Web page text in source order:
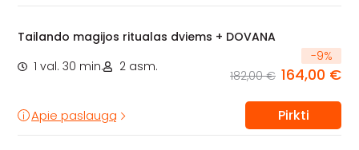
Tailando magijos ritualas dviems + DOVANA
1 val. 30 min.
2 asm.
-9%
182,00 € 164,00 €
Apie paslaugą Pirkti